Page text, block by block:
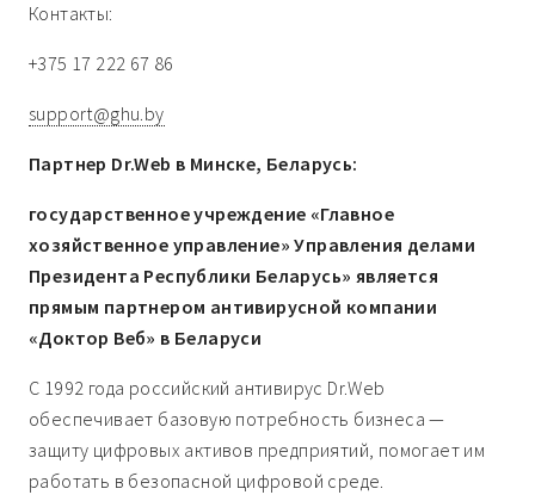
Контакты:
+375 17 222 67 86
support@ghu.by
Партнер Dr.Web в Минске, Беларусь:
государственное учреждение «Главное
хозяйственное управление» Управления делами
Президента Республики Беларусь» является
прямым партнером антивирусной компании
«Доктор Веб» в Беларуси
С 1992 года российский антивирус Dr.Web
обеспечивает базовую потребность бизнеса —
защиту цифровых активов предприятий, помогает им
работать в безопасной цифровой среде.